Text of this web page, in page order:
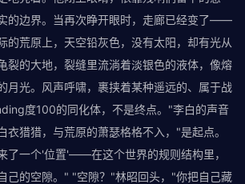
的边界。当再次睁开眼时，走廊已经变了——
的荒原上，天空铅灰色，没有太阳，却有光从
裂的大地，裂缝里流淌着淡银色的液体，像熔
月光。风声呼啸，裹挟着某种遥远的、属于战
度100的同化体，不是终点。"李白的声音
衣猎猎，与荒原的萧瑟格格不入，"是起点。
了一个'位置'——在这个世界的规则结构里，
己的空隙。" "空隙？"林昭回头，"你把自己藏